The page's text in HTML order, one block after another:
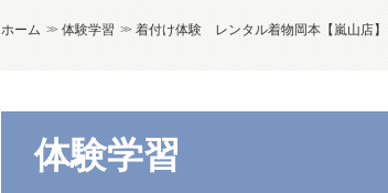
ホーム 体験学習 着付け体験 レンタル着物岡本【嵐山店】
体験学習